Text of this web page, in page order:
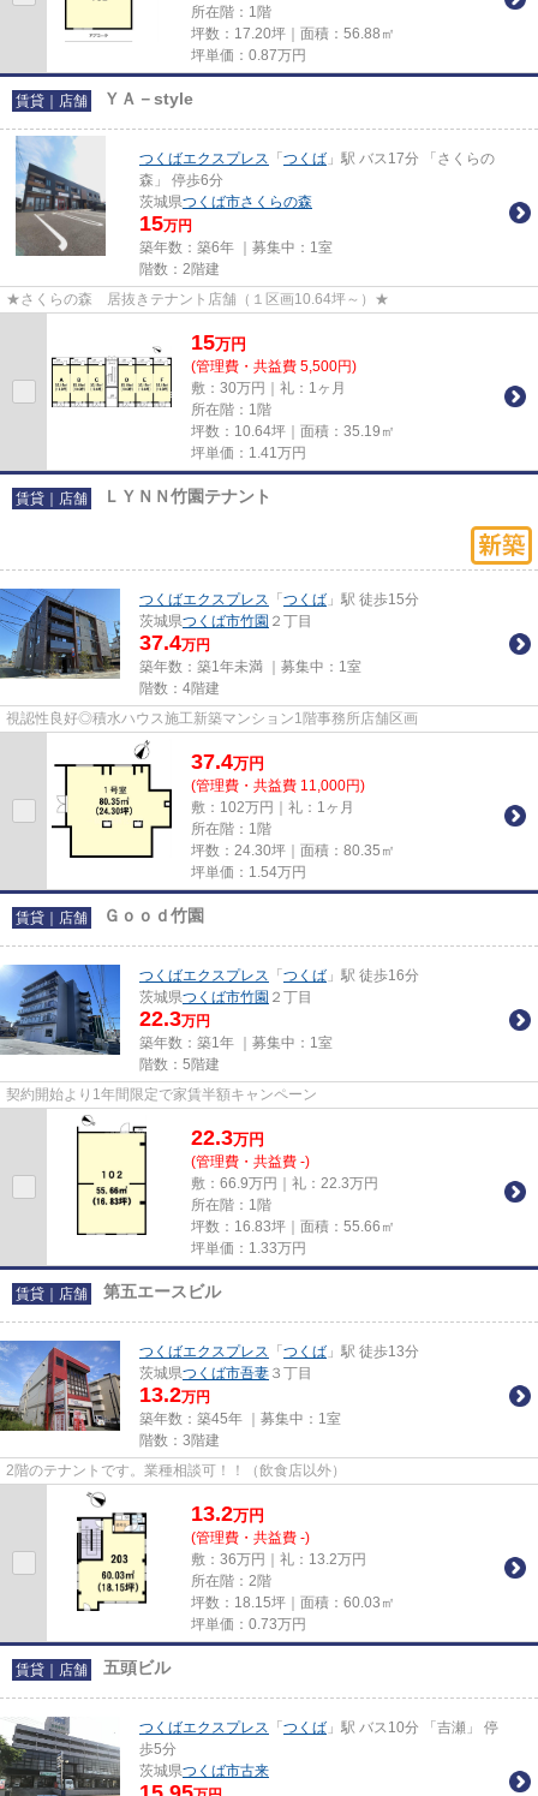
所在階：1階
坪数：17.20坪｜面積：56.88㎡
坪単価： 0.87万円
賃貸｜店舗 ＹＡ－style
つくばエクスプレス 「 つくば 」駅 バス17分 「さくらの
森」 停歩6分
茨城県つくば市さくらの森
15万円
築年数：築6年 ｜募集中： 1室
階数：2階建
★さくらの森 居抜きテナント店舗（１区画10.64坪～）★
15万円
(管理費・共益費 5,500円)
敷：30万円｜礼：1ヶ月
所在階：1階
坪数：10.64坪｜面積：35.19㎡
坪単価： 1.41万円
賃貸｜店舗 ＬＹＮＮ竹園テナント
つくばエクスプレス 「 つくば 」駅 徒歩15分
茨城県つくば市竹園 ２丁目
37.4万円
築年数：築1年未満 ｜募集中： 1室
階数：4階建
視認性良好◎積水ハウス施工新築マンション1階事務所店舗区画
37.4万円
(管理費・共益費 11,000円)
敷：102万円｜礼：1ヶ月
所在階：1階
坪数：24.30坪｜面積：80.35㎡
坪単価： 1.54万円
賃貸｜店舗 Ｇｏｏｄ竹園
つくばエクスプレス 「 つくば 」駅 徒歩16分
茨城県つくば市竹園 ２丁目
22.3万円
築年数：築1年 ｜募集中： 1室
階数：5階建
契約開始より1年間限定で家賃半額キャンペーン
22.3万円
(管理費・共益費 -)
敷：66.9万円｜礼：22.3万円
所在階：1階
坪数：16.83坪｜面積：55.66㎡
坪単価： 1.33万円
賃貸｜店舗 第五エースビル
つくばエクスプレス 「 つくば 」駅 徒歩13分
茨城県つくば市吾妻 ３丁目
13.2万円
築年数：築45年 ｜募集中： 1室
階数：3階建
2階のテナントです。業種相談可！！（飲食店以外）
13.2万円
(管理費・共益費 -)
敷：36万円｜礼：13.2万円
所在階：2階
坪数：18.15坪｜面積：60.03㎡
坪単価： 0.73万円
賃貸｜店舗 五頭ビル
つくばエクスプレス 「 つくば 」駅 バス10分 「吉瀬」 停
歩5分
茨城県つくば市古来